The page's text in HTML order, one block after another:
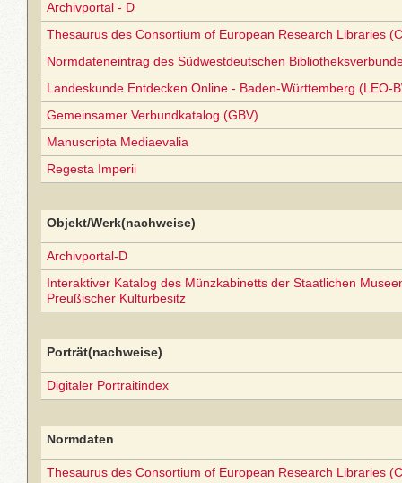
Archivportal - D
Thesaurus des Consortium of European Research Libraries
Normdateneintrag des Südwestdeutschen
Landeskunde Entdecken Online - Baden-Württemberg (LEO-
Gemeinsamer Verbundkatalog (GBV)
Manuscripta Mediaevalia
Regesta Imperii
Objekt/Werk(nachweise)
Archivportal-D
Interaktiver Katalog des Münzkabinetts der Staatlichen
Preußischer Kulturbesitz
Porträt(nachweise)
Digitaler Portraitindex
Normdaten
Thesaurus des Consortium of European Research Libraries